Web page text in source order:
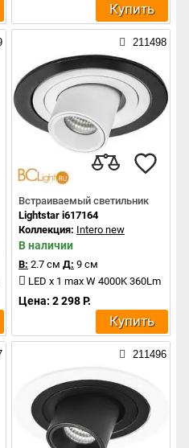
Купить
211498
Встраиваемый светильник
Lightstar i617164
Коллекция: Intero new
В наличии
В: 2.7 см Д: 9 см
LED x 1 max W 4000K 360Lm
Цена: 2 298 Р.
Купить
211496